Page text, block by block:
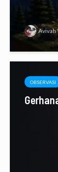
Avivah
OBSERVASI